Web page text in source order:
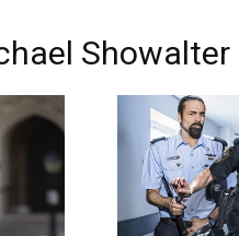
Showalter